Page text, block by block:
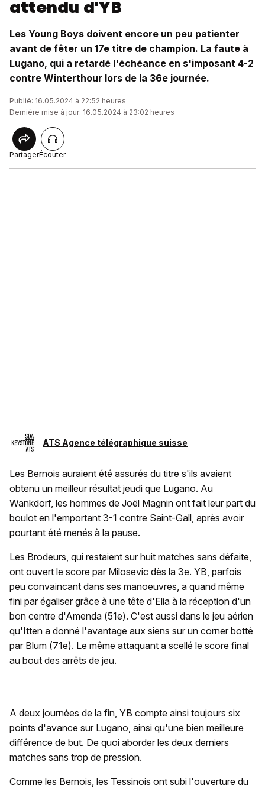
attendu d'YB
Les Young Boys doivent encore un peu patienter
avant de fêter un 17e titre de champion. La faute à
Lugano, qui a retardé l'échéance en s'imposant 4-2
contre Winterthour lors de la 36e journée.
Publié: 16.05.2024 à 22:52 heures
Dernière mise à jour: 16.05.2024 à 23:02 heures
PartagerÉcouter
ATS Agence télégraphique suisse
Les Bernois auraient été assurés du titre s'ils avaient
obtenu un meilleur résultat jeudi que Lugano. Au
Wankdorf, les hommes de Joël Magnin ont fait leur part du
boulot en l'emportant 3-1 contre Saint-Gall, après avoir
pourtant été menés à la pause.
Les Brodeurs, qui restaient sur huit matches sans défaite,
ont ouvert le score par Milosevic dès la 3e. YB, parfois
peu convaincant dans ses manoeuvres, a quand même
fini par égaliser grâce à une tête d'Elia à la réception d'un
bon centre d'Amenda (51e). C'est aussi dans le jeu aérien
qu'Itten a donné l'avantage aux siens sur un corner botté
par Blum (71e). Le même attaquant a scellé le score final
au bout des arrêts de jeu.
A deux journées de la fin, YB compte ainsi toujours six
points d'avance sur Lugano, ainsi qu'une bien meilleure
différence de but. De quoi aborder les deux derniers
matches sans trop de pression.
Comme les Bernois, les Tessinois ont subi l'ouverture du